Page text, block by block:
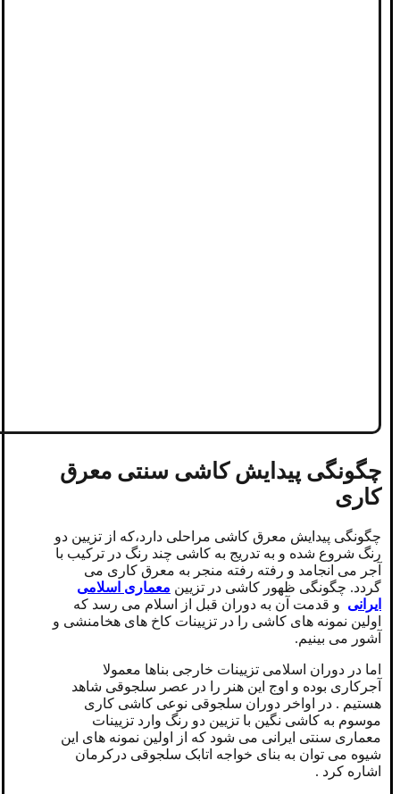
چگونگی پیدایشکاشی سنتی معرق
کاری
چگونگی پیدایش معرق کاشی مراحلی دارد،که از تزیین دو
رنگ شروع شده و به تدریج به کاشی چند رنگ در ترکیب با
آجر می انجامد و رفته رفته منجر به معرق کاری می
گردد. چگونگی ظهور کاشی در تزیین معماری اسلامی
ایرانی و قدمت آن به دوران قبل از اسلام می رسد که
اولین نمونه های کاشی را در تزیینات کاخ های هخامنشی و
آشور می بینیم.
اما در دوران اسلامی تزیینات خارجی بناها معمولا
آجرکاری بوده و اوج این هنر را در عصر سلجوقی شاهد
هستیم . در اواخر دوران سلجوقی نوعی کاشی کاری
موسوم به کاشی نگین با تزیین دو رنگ وارد تزیینات
معماری سنتی ایرانی می شود که از اولین نمونه های این
شیوه می توان به بنای خواجه اتابک سلجوقی درکرمان
اشاره کرد .